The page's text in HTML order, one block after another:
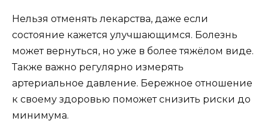
Нельзя отменять лекарства, даже если
состояние кажется улучшающимся. Болезнь
может вернуться, но уже в более тяжёлом виде.
Также важно регулярно измерять
артериальное давление. Бережное отношение
к своему здоровью поможет снизить риски до
минимума.